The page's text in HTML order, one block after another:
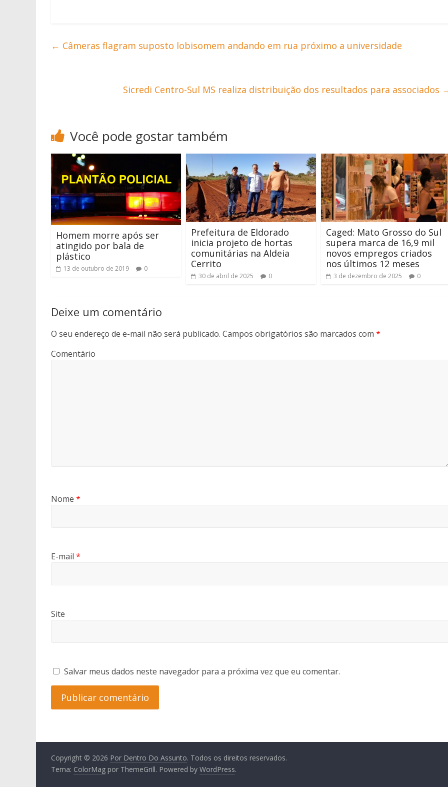
← Câmeras flagram suposto lobisomem andando em rua próximo a universidade
Sicredi Centro-Sul MS realiza distribuição dos resultados para associados
Você pode gostar também
Homem morre após ser
atingido por bala de
plástico
13 de outubro de 2019 0
Prefeitura de Eldorado
inicia projeto de hortas
comunitárias na Aldeia
Cerrito
30 de abril de 2025 0
Caged: Mato Grosso do Sul
supera marca de 16,9 mil
novos empregos criados
nos últimos 12 meses
3 de dezembro de 2025 0
Deixe um comentário
O seu endereço de e-mail não será publicado. Campos obrigatórios são marcados com *
Comentário
Nome *
E-mail *
Site
Salvar meus dados neste navegador para a próxima vez que eu comentar.
Copyright © 2026 Por Dentro Do Assunto. Todos os direitos reservados.
Tema: ColorMag por ThemeGrill. Powered by WordPress.